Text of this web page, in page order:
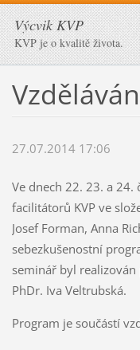
Výcvik KVP
KVP je o kvalitě života.
27.07.2014 17:06
Ve dnech 22. 23. a
facilitátorů KVP ve
Josef Forman, Anna
sebezkušenostní
seminář byl realizován
PhDr. Iva Veltrubská.
Program je součástí